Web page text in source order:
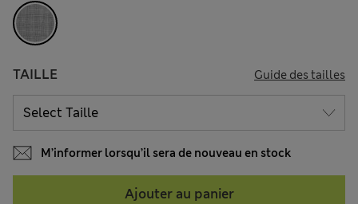
TAILLE Guide des tailles
M’informer lorsqu’il sera de nouveau en stock
Ajouter au panier